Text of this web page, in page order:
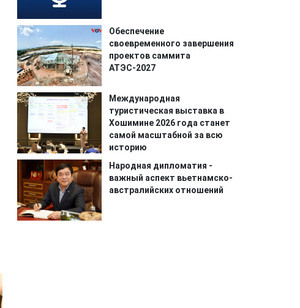
Обеспечение
своевременного завершения
проектов саммита
АТЭС-2027
Международная
туристическая выставка в
Хошимине 2026 года станет
самой масштабной за всю
историю
Народная дипломатия -
важный аспект вьетнамско-
австралийских отношений